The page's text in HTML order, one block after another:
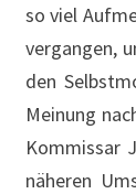
so viel
vergangen,
den
Meinung
Kommissar
näheren